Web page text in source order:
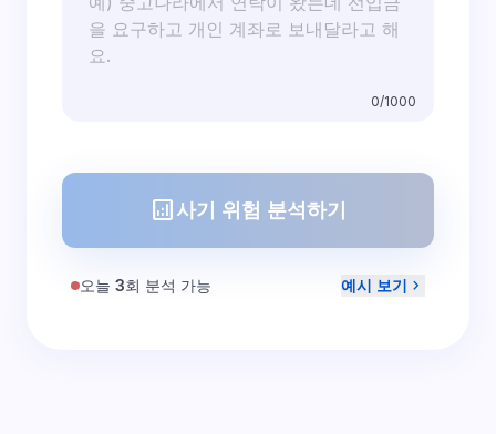
0/1000
analytics사기 위험 분석하기
오늘 3회 분석 가능 예시 보기 chevron_right